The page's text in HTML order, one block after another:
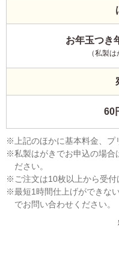
お年玉つ
（私製
60
上記のほかに基本料金、
私製はがきでお申込の場合
ださい。
ご注文は10枚以上から受付
最短1時間仕上げができな
でお問い合わせください。